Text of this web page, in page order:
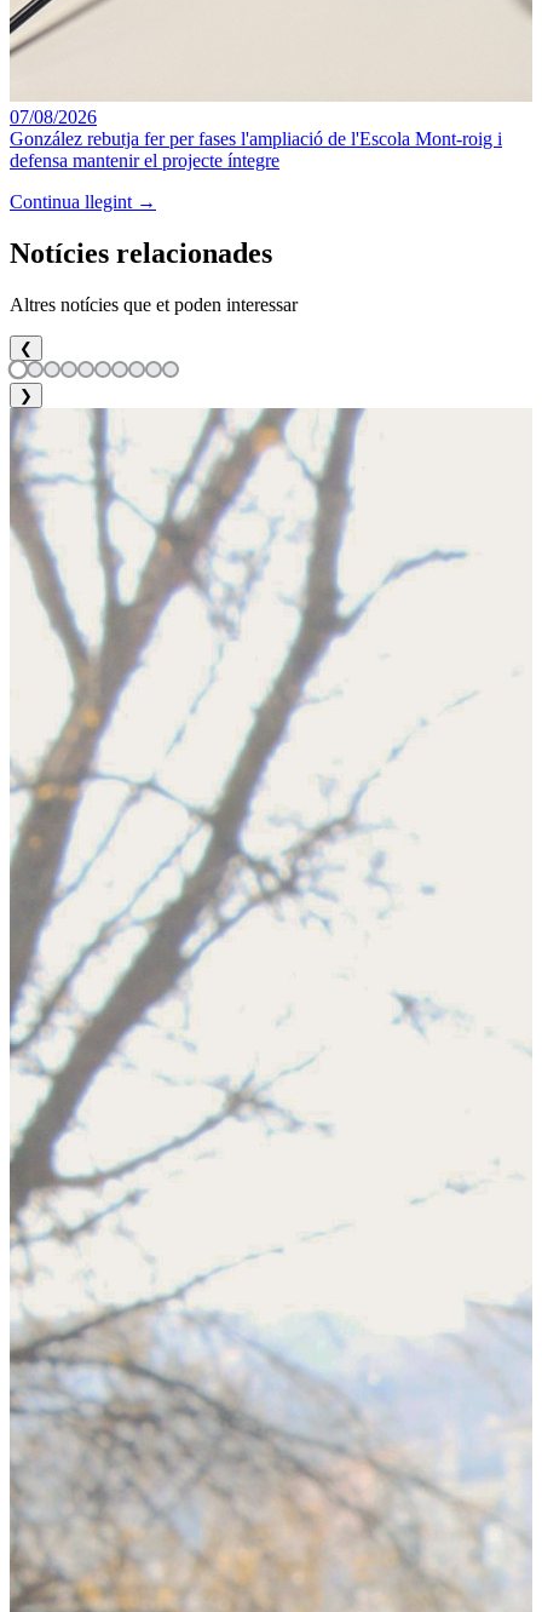
07/08/2026
González rebutja fer per fases l'ampliació de l'Escola Mont-roig i
defensa mantenir el projecte íntegre
Continua llegint →
Notícies relacionades
Altres notícies que et poden interessar
❮
❯